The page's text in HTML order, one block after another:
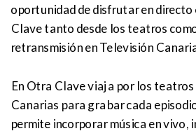
oportunidad de disfrutar en directo
Clave tanto desde los teatros
retransmisión en Televisión
En Otra Clave viaja por los teatros
Canarias para grabar cada
permite incorporar música en vivo,